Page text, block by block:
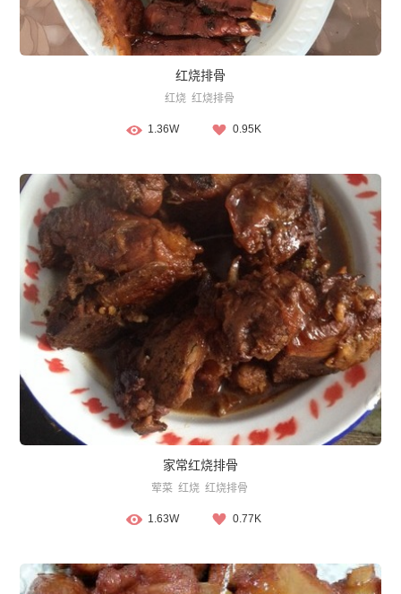
红烧排骨
红烧 红烧排骨
1.36W 0.95K
家常红烧排骨
荤菜 红烧 红烧排骨
1.63W 0.77K